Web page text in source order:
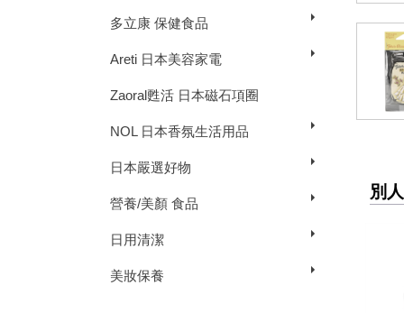
多立康 保健食品
Areti 日本美容家電
Zaoral甦活 日本磁石項圈
NOL 日本香氛生活用品
日本嚴選好物
營養/美顏 食品
日用清潔
美妝保養
別